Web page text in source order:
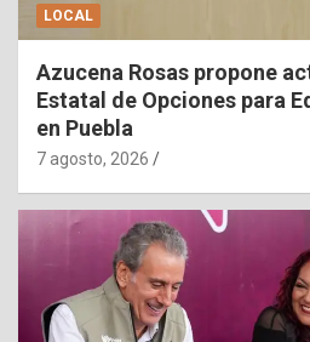
LOCAL
Azucena Rosas propone
Estatal de Opciones para
en Puebla
7 agosto, 2026